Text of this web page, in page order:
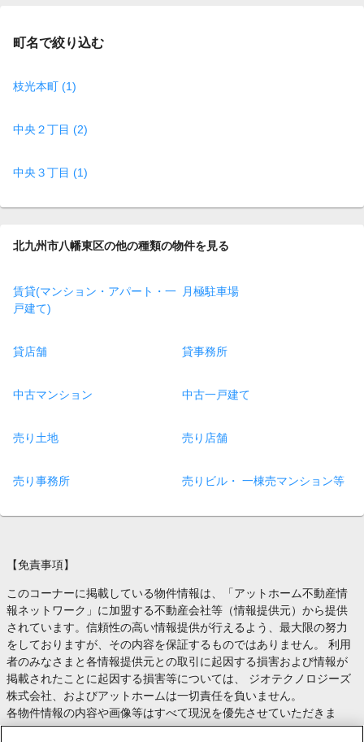
町名で絞り込む
枝光本町 (1)
中央２丁目 (2)
中央３丁目 (1)
北九州市八幡東区の他の種類の物件を見る
賃貸(マンション・アパート・一
戸建て)
月極駐車場
貸店舗 貸事務所
中古マンション 中古一戸建て
売り土地 売り店舗
売り事務所 売りビル・ 一棟売マンション等
【免責事項】
このコーナーに掲載している物件情報は、「アットホーム不動産情
報ネットワーク」に加盟する不動産会社等（情報提供元）から提供
されています。信頼性の高い情報提供が行えるよう、最大限の努力
をしておりますが、その内容を保証するものではありません。 利用
者のみなさまと各情報提供元との取引に起因する損害および情報が
掲載されたことに起因する損害等については、 ジオテクノロジーズ
株式会社、およびアットホームは一切責任を負いません。
各物件情報の内容や画像等はすべて現況を優先させていただきま
す。